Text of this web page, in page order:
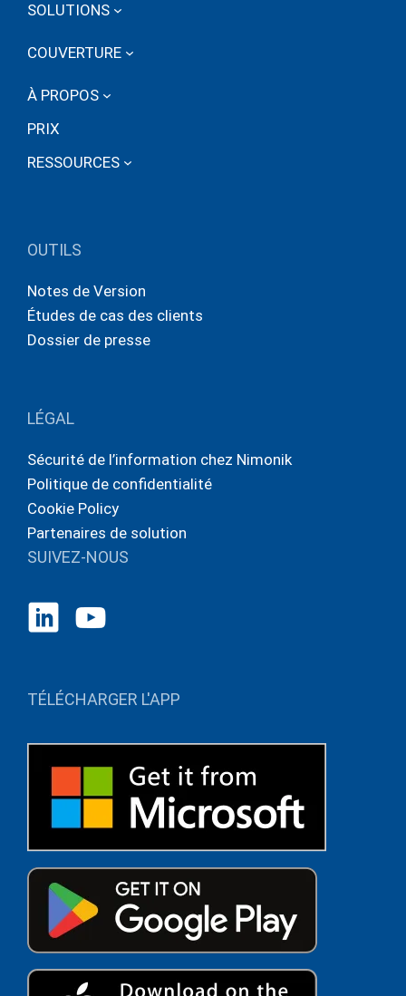
SOLUTIONS
COUVERTURE
À PROPOS
PRIX
RESSOURCES
OUTILS
Notes de Version
Études de cas des clients
Dossier de presse
LÉGAL
Sécurité de l’information chez Nimonik
Politique de confidentialité
Cookie Policy
Partenaires de solution
SUIVEZ-NOUS
TÉLÉCHARGER L'APP